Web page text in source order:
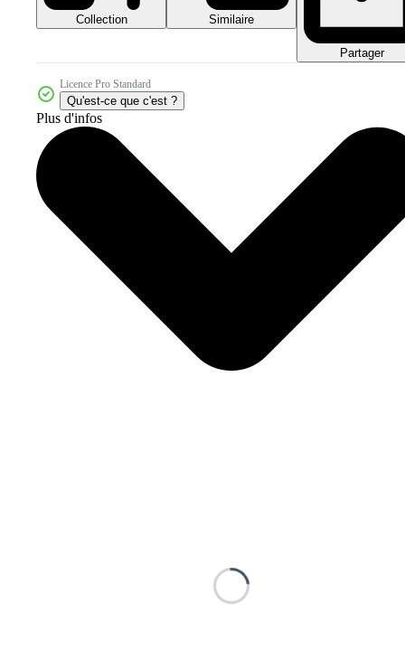
Collection Similaire
Partager
Licence Pro Standard
Qu'est-ce que c'est ?
Plus d'infos